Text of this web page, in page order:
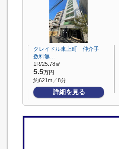
クレイドル東上町 仲介手
数料無…
1R/25.78㎡
5.5万円
約621m／8分
詳細を見る